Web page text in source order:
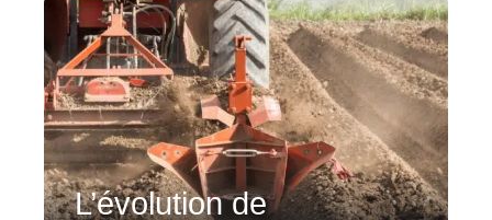
L’évolution de